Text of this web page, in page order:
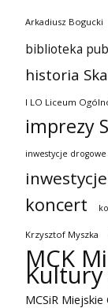
Arkadiusz Bogucki
biblioteka
historia
I LO Liceum
imprezy
inwestycje drogowe
koncert
Krzysztof Myszka
MCK
MCSiR